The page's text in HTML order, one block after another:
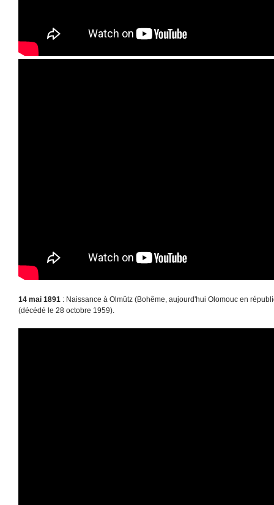
14 mai 1891 : Naissance à Olmütz (Bohême, aujourd'hui Olomouc en
(décédé le 28 octobre 1959).